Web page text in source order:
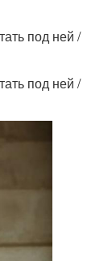
под ней /
под ней /